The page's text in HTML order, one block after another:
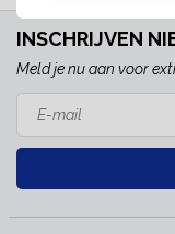
INSCHRIJVEN
Meld je nu aan voor